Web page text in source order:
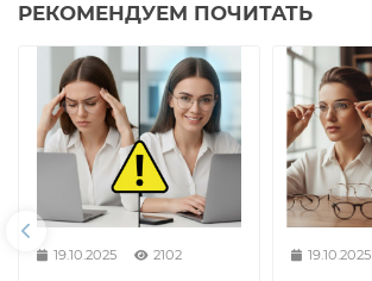
РЕКОМЕНДУЕМ ПОЧИТАТЬ
19.10.2025 2102 19.10.2025